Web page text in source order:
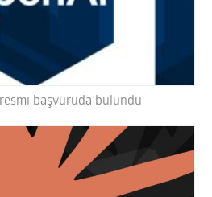
başvuruda bulundu